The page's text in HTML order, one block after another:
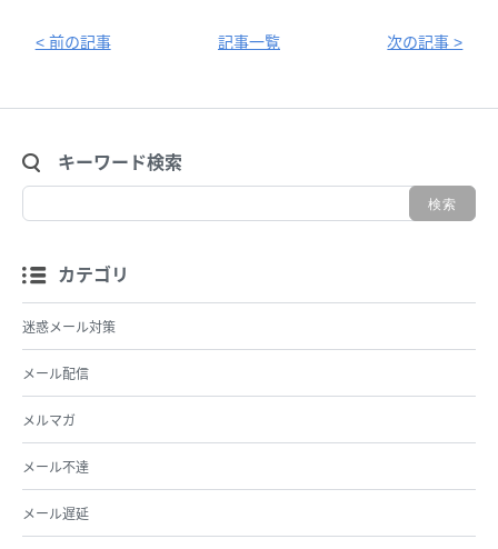
< 前の記事 記事一覧 次の記事 >
キーワード検索
カテゴリ
迷惑メール対策
メール配信
メルマガ
メール不達
メール遅延